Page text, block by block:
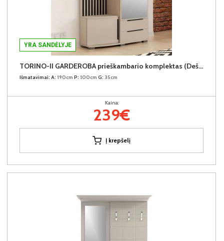
YRA SANDĖLYJE
TORINO-II GARDEROBA prieškambario komplektas (Dešininis)
Išmatavimai: A: 190cm P: 100cm G: 35cm
Kaina:
239€
Į krepšelį